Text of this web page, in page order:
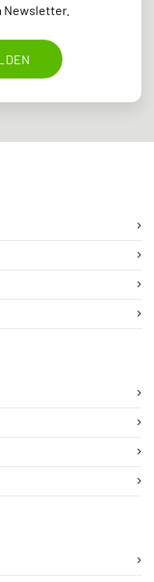
Newsletter.